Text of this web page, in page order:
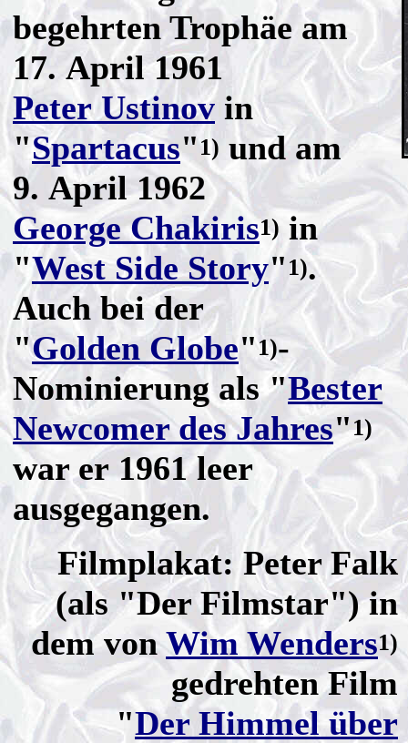
begehrten Trophäe am
17. April 1961
Peter Ustinov in
"Spartacus"1) und am
9. April 1962
George Chakiris1) in
"West Side Story" 1).
Auch bei der
"Golden Globe"1)-
Nominierung als "Bester
Newcomer des Jahres"1)
war er 1961 leer
ausgegangen.
Filmplakat: Peter Falk
(als "Der Filmstar") in
dem vonWim Wenders1)
gedrehten Film
"Der Himmel über